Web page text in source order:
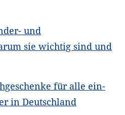
und
sie wichtig sind und
für alle ein-
in Deutschland